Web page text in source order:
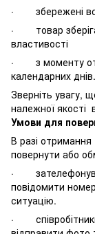
· збережені всі
· товар
властивості
· з моменту
календарних днів.
Зверніть увагу,
належної якості
Умови для
В разі
повернути або
·
повідомити
ситуацію.
· співробітники